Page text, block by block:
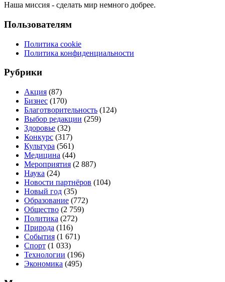
Наша миссия - сделать мир немного добрее.
Пользователям
Политика cookie
Политика конфиденциальности
Рубрики
Акция (87)
Бизнес (170)
Благотворительность (124)
Выбор редакции (259)
Здоровье (32)
Конкурс (317)
Культура (561)
Медицина (44)
Мероприятия (2 887)
Наука (24)
Новости партнёров (104)
Новый год (35)
Образование (772)
Общество (2 759)
Политика (272)
Природа (116)
События (1 671)
Спорт (1 033)
Технологии (196)
Экономика (495)